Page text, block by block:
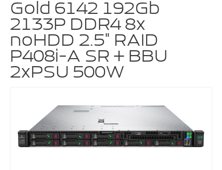
Gold 6142 192Gb
2133P DDR4 8x
noHDD 2.5" RAID
P408i-A SR + BBU
2xPSU 500W